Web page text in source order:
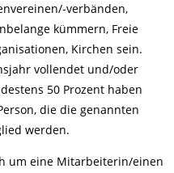
verbänden,
kümmern, Freie
Kirchen sein.
vollendet und/oder
50 Prozent haben
die die genannten
werden.
um eine Mitarbeiterin/einen